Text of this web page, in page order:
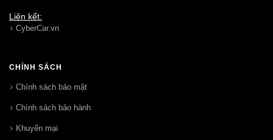
Liên kết:
CyberCar.vn
CHÍNH SÁCH
Chính sách bảo mật
Chính sách bảo hành
Khuyến mại